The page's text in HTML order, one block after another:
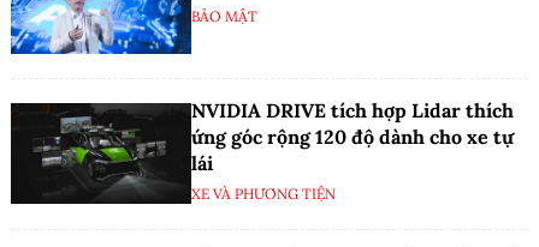
BẢO MẬT
NVIDIA DRIVE tích hợp Lidar thích
ứng góc rộng 120 độ dành cho xe tự
lái
XE VÀ PHƯƠNG TIỆN